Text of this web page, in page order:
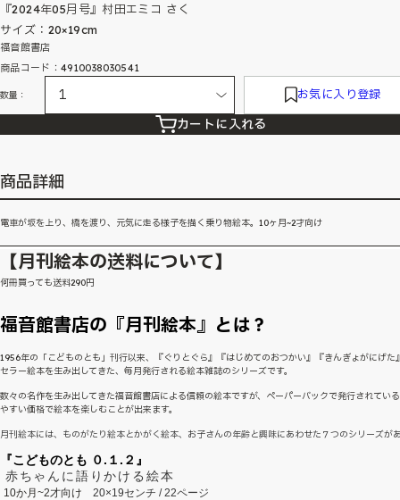
『2024年05月号』村田エミコ さく
サイズ：20×19cm
福音館書店
商品コード：4910038030541
数量： お気に入り登録
カートに入れる
商品詳細
電車が坂を上り、橋を渡り、元気に走る様子を描く乗り物絵本。10ヶ月~2才向け
【月刊絵本の送料について】
何冊買っても送料290円
福音館書店の『月刊絵本』とは？
1956年の「こどものとも」刊行以来、『ぐりとぐら』『はじめてのおつかい』『きんぎょがにげた
セラー絵本を生み出してきた、毎月発行される絵本雑誌のシリーズです。
数々の名作を生み出してきた福音館書店による信頼の絵本ですが、ペーパーバックで発行されてい
やすい価格で絵本を楽しむことが出来ます。
月刊絵本には、ものがたり絵本とかがく絵本、お子さんの年齢と興味にあわせた７つのシリーズが
『こどものとも ０.１.２』
赤ちゃんに語りかける絵本
10か月~2才向け 20×19センチ / 22ページ